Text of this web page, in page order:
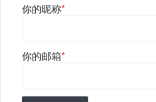
你的昵称*
你的邮箱*